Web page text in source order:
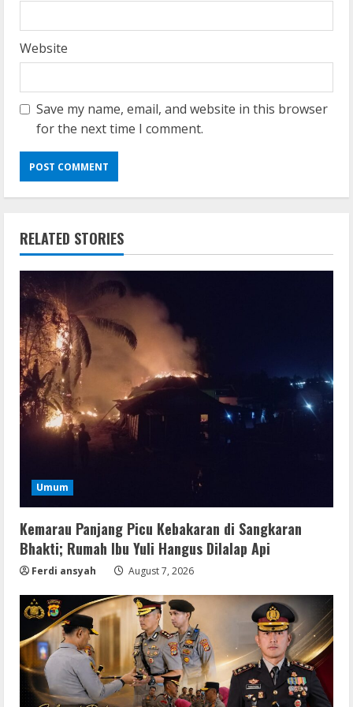
Website
Save my name, email, and website in this browser
for the next time I comment.
RELATED STORIES
Umum
Kemarau Panjang Picu Kebakaran di Sangkaran
Bhakti; Rumah Ibu Yuli Hangus Dilalap Api
Ferdi ansyah August 7, 2026